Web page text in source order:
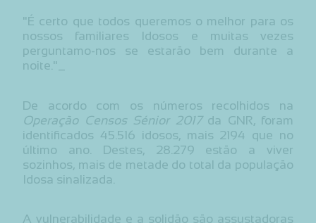
"É certo que todos queremos o melhor para os
nossos familiares Idosos e muitas vezes
perguntamo-nos se estarão bem durante a
noite."_
De acordo com os números recolhidos na
Operação Censos Sénior 2017da GNR, foram
identificados 45.516 idosos, mais 2194 que no
último ano. Destes, 28.279 estão a viver
sozinhos, mais de metade do total da população
Idosa sinalizada.
A vulnerabilidade e a solidão são assustadoras